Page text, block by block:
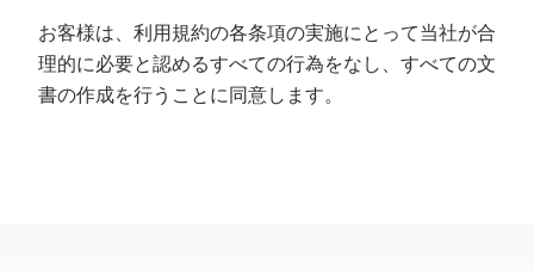
お客様は、利用規約の各条項の実施にとって当社が合
理的に必要と認めるすべての行為をなし、すべての文
書の作成を行うことに同意します。